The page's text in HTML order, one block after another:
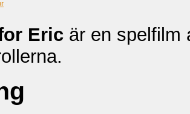
Eric är en